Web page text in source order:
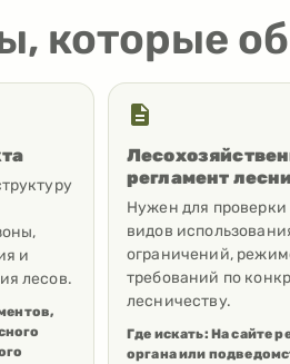
которые
и
лесов.
регламент
Нужен для
видов
ограничений,
требований по
лесничеству.
Где искать: На сайте
органа или